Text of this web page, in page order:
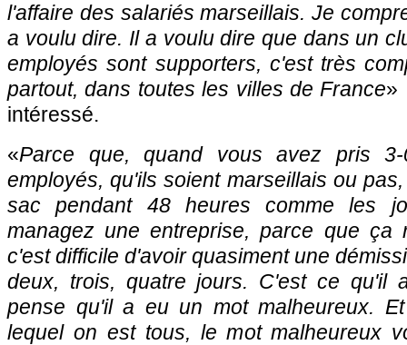
l'affaire des salariés marseillais. Je
a voulu dire. Il a voulu dire que dans un
employés sont supporters, c'est très
partout, dans toutes les villes de France»
intéressé.
«Parce que, quand vous avez pris
employés, qu'ils soient marseillais ou
sac pendant 48 heures comme les
managez une entreprise, parce que ça
c'est difficile d'avoir quasiment une
deux, trois, quatre jours. C'est ce qu'il
pense qu'il a eu un mot malheureux.
lequel on est tous, le mot malheureux